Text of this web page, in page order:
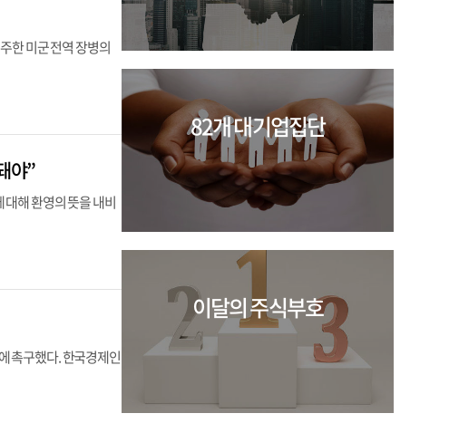
한 미군 전역 장병의
야”
해 환영의 뜻을 내비
촉구했다. 한국경제인
82개 대기업집단
이달의 주식부호